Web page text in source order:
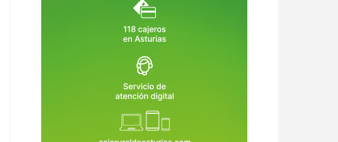
sido condenado, expulsado de la
Guardia Civil y tenía prohibido